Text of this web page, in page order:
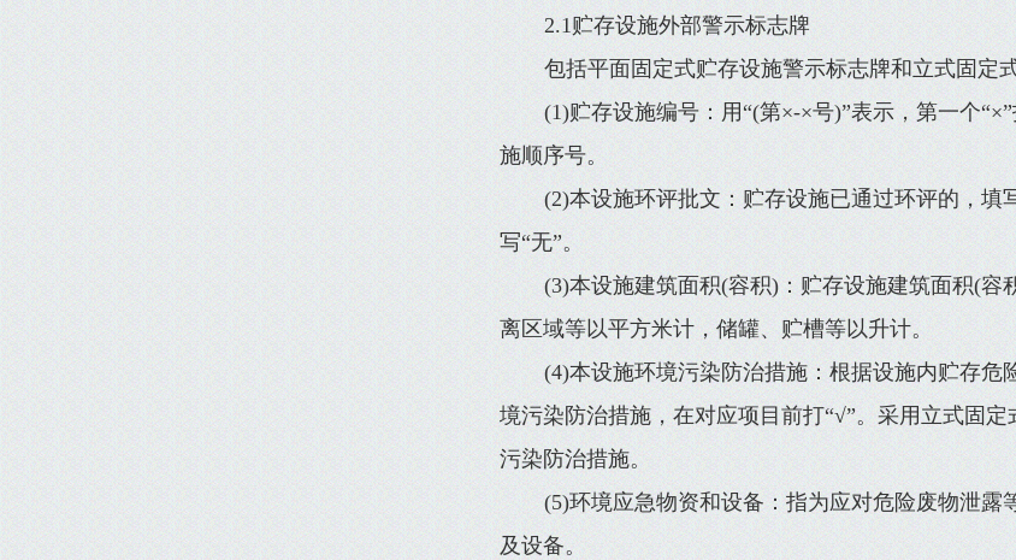
2.1贮存设施外部警示标志牌
包括平面固定式贮存设施警示标志牌和立式固定
(1)贮存设施编号：用“(第×-×号)”表示，第一个
施顺序号。
(2)本设施环评批文：贮存设施已通过环评的，填
写“无”。
(3)本设施建筑面积(容积)：贮存设施建筑面积(容
离区域等以平方米计，储罐、贮槽等以升计。
(4)本设施环境污染防治措施：根据设施内贮存
境污染防治措施，在对应项目前打“√”。采用立式固
污染防治措施。
(5)环境应急物资和设备：指为应对危险废物泄
及设备。